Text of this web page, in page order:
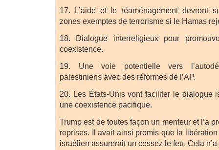
17. L’aide et le réaménagement devront
zones exemptes de terrorisme si le Hamas
18. Dialogue interreligieux pour
coexistence.
19. Une voie potentielle vers
palestiniens avec des réformes de l’AP.
20. Les États-Unis vont faciliter le dialogue
une coexistence pacifique.
Trump est de toutes façon un menteur et l’a
reprises. Il avait ainsi promis que la libération
israélien assurerait un cessez le feu. Cela